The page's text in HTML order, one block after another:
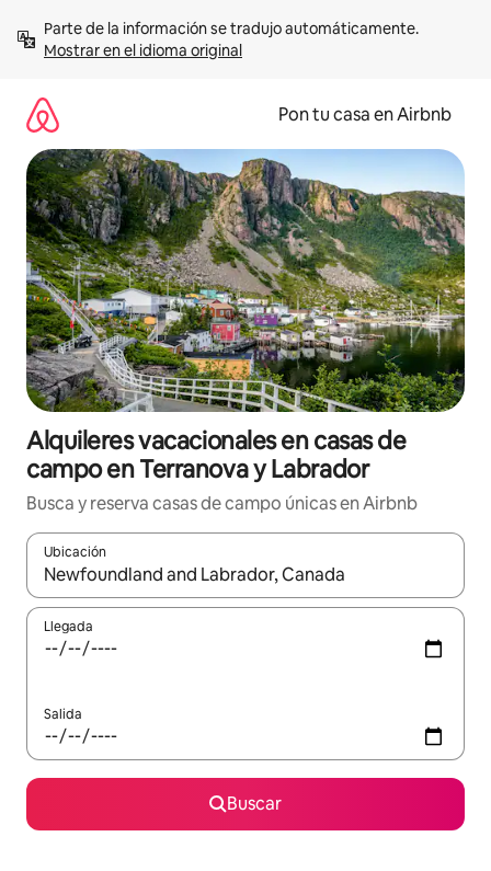
contenidoMostrar en el idioma original
Pon tu casa en Airbnb
Alquileres vacacionales en casas de
campo en Terranova y Labrador
Busca y reserva casas de campo únicas en Airbnb
Ubicación
Cuando los resultados estén disponibles, navega con las
Llegada
Salida
Buscar